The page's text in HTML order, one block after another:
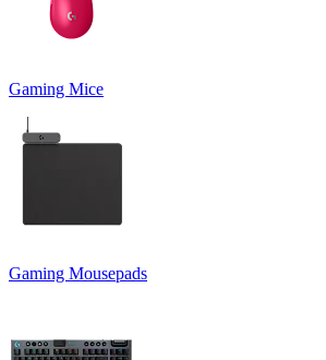
Gaming Mice
Gaming Mousepads